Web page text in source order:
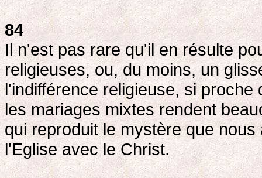
84
Il n'est pas rare qu'il en résulte
religieuses, ou, du moins, un
l'indifférence religieuse, si proche
les mariages mixtes rendent
qui reproduit le mystère que
l'Eglise avec le Christ.